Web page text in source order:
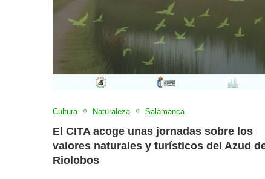
Cultura Naturaleza Salamanca
El CITA acoge unas jornadas sobre los
valores naturales y turísticos del Azud
Riolobos